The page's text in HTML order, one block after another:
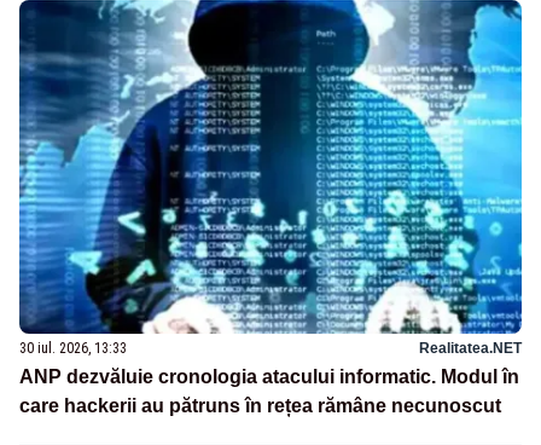
30 iul. 2026, 13:33 Realitatea.NET
ANP dezvăluie cronologia atacului informatic. Modul în
care hackerii au pătruns în rețea rămâne necunoscut